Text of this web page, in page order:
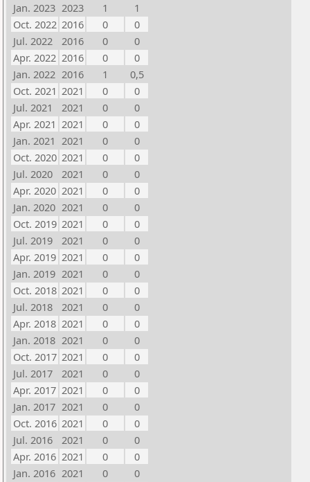
Jan. 2023 2023 1
1
Oct. 2022 2016 0
0
Jul. 2022
2016 0
0
Apr. 2022 2016 0
0
Jan. 2022 2016 1
0,5
Oct. 2021 2021 0
0
Jul. 2021
2021 0
0
Apr. 2021 2021 0
0
Jan. 2021 2021 0
0
Oct. 2020 2021 0
0
Jul. 2020
2021 0
0
Apr. 2020 2021 0
0
Jan. 2020 2021 0
0
Oct. 2019 2021 0
0
Jul. 2019
2021 0
0
Apr. 2019 2021 0
0
Jan. 2019 2021 0
0
Oct. 2018 2021 0
0
Jul. 2018
2021 0
0
Apr. 2018 2021 0
0
Jan. 2018 2021 0
0
Oct. 2017 2021 0
0
Jul. 2017
2021 0
0
Apr. 2017 2021 0
0
Jan. 2017 2021 0
0
Oct. 2016 2021 0
0
Jul. 2016
2021 0
0
Apr. 2016 2021 0
0
Jan. 2016 2021 0
0